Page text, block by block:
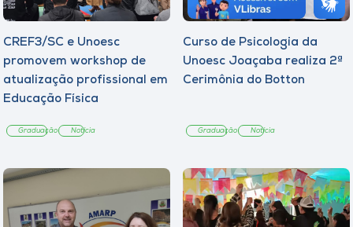
CREF3/SC e Unoesc
promovem workshop de
atualização profissional em
Educação Física
Graduação Notícia
Curso de Psicologia da
Unoesc Joaçaba realiza 2ª
Cerimônia do Botton
Graduação Notícia